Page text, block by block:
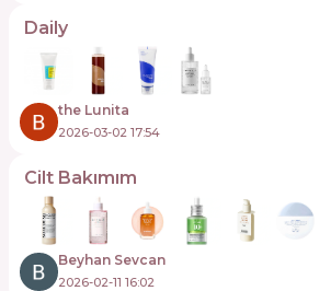
Daily
the Lunita
2026-03-02 17:54
Cilt Bakımım🤍
Beyhan Sevcan
2026-02-11 16:02